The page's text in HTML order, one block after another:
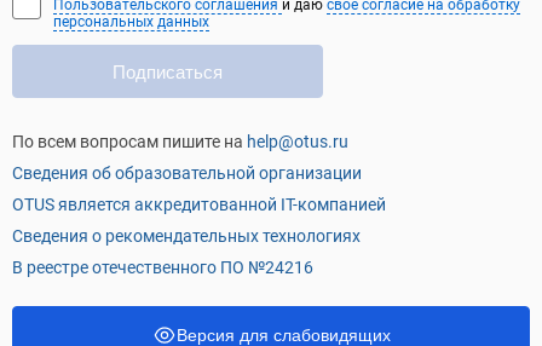
Подписаться
Пользовательского соглашения и даю свое согласие на обработку
персональных данных
По всем вопросам пишите на help@otus.ru
Сведения об образовательной организации
OTUS является аккредитованной IT-компанией
Сведения о рекомендательных технологиях
В реестре отечественного ПО №24216
Версия для слабовидящих